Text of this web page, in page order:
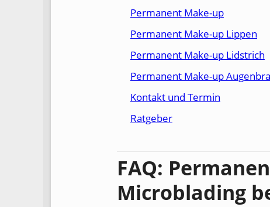
Permanent Make-up
Permanent Make-up Lippen
Permanent Make-up Lidstrich
Permanent Make-up
Kontakt und Termin
Ratgeber
FAQ:
Microblading